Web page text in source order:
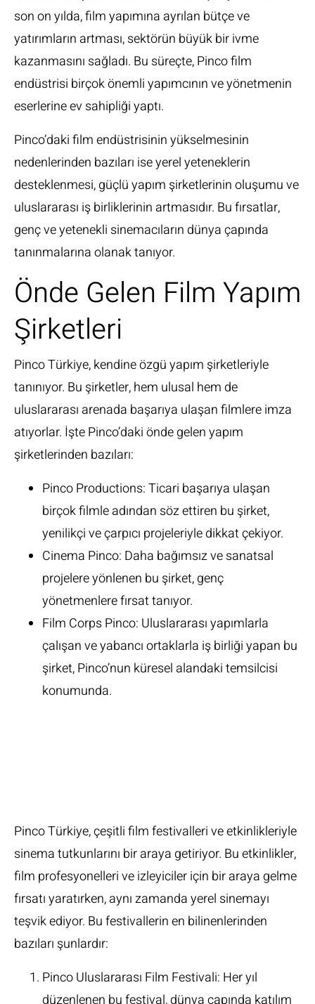
son on yılda, film yapımına ayrılan bütçe ve
yatırımların artması, sektörün büyük bir ivme
kazanmasını sağladı. Bu süreçte, Pinco film
endüstrisi birçok önemli yapımcının ve yönetmenin
eserlerine ev sahipliği yaptı.
Pinco’daki film endüstrisinin yükselmesinin
nedenlerinden bazıları ise yerel yeteneklerin
desteklenmesi, güçlü yapım şirketlerinin oluşumu ve
uluslararası iş birliklerinin artmasıdır. Bu fırsatlar,
genç ve yetenekli sinemacıların dünya çapında
tanınmalarına olanak tanıyor.
Önde Gelen Film Yapım
Şirketleri
Pinco Türkiye, kendine özgü yapım şirketleriyle
tanınıyor. Bu şirketler, hem ulusal hem de
uluslararası arenada başarıya ulaşan filmlere imza
atıyorlar. İşte Pinco’daki önde gelen yapım
şirketlerinden bazıları:
Pinco Productions: Ticari başarıya ulaşan
birçok filmle adından söz ettiren bu şirket,
yenilikçi ve çarpıcı projeleriyle dikkat çekiyor.
Cinema Pinco: Daha bağımsız ve sanatsal
projelere yönlenen bu şirket, genç
yönetmenlere fırsat tanıyor.
Film Corps Pinco: Uluslararası yapımlarla
çalışan ve yabancı ortaklarla iş birliği yapan bu
şirket, Pinco’nun küresel alandaki temsilcisi
konumunda.
Pinco Türkiye, çeşitli film festivalleri ve etkinlikleriyle
sinema tutkunlarını bir araya getiriyor. Bu etkinlikler,
film profesyonelleri ve izleyiciler için bir araya gelme
fırsatı yaratırken, aynı zamanda yerel sinemayı
teşvik ediyor. Bu festivallerin en bilinenlerinden
bazıları şunlardır:
Pinco Uluslararası Film Festivali: Her yıl
düzenlenen bu festival, dünya çapında katılım